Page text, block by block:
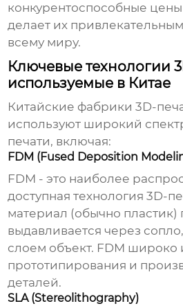
конкурентоспособные цены
делает их
всему миру.
Ключевые технологии
используемые в Китае
Китайские фабрики 3D-
используют широкий
печати, включая:
FDM (Fused Deposition
FDM - это наиболее
доступная технология 3D-
материал (обычно пластик)
выдавливается через
слоем объект. FDM широко
прототипирования и
деталей.
SLA (Stereolithography)